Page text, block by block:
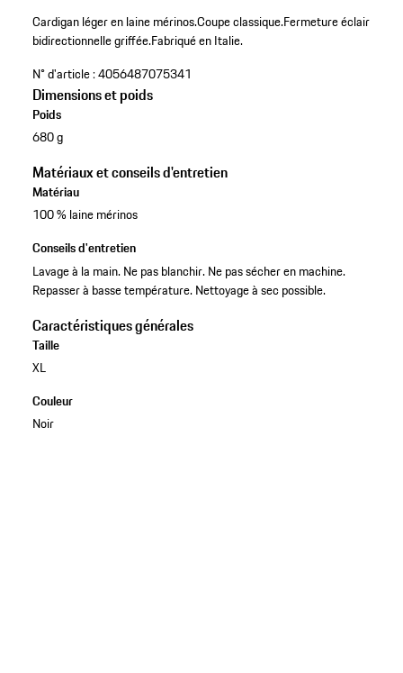
Cardigan léger en laine mérinos.Coupe classique.Fermeture éclair
bidirectionnelle griffée.Fabriqué en Italie.
N° d'article :4056487075341
Dimensions et poids
Poids
680 g
Matériaux et conseils d'entretien
Matériau
100 % laine mérinos
Conseils d'entretien
Lavage à la main. Ne pas blanchir. Ne pas sécher en machine.
Repasser à basse température. Nettoyage à sec possible.
Caractéristiques générales
Taille
XL
Couleur
Noir